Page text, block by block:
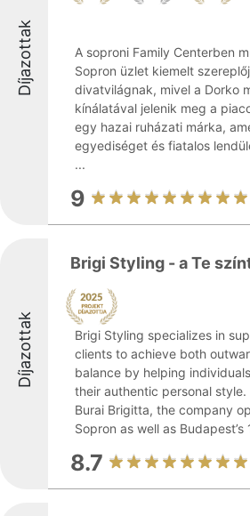
Díjazottak
A soproni Family Centerben
Sopron üzlet kiemelt
divatvilágnak, mivel a Dorko
kínálatával jelenik meg a
egy hazai ruházati márka,
egyediséget és fiatalos
...
9
Díjazottak
Brigi Styling - a Te
Brigi Styling specializes in
clients to achieve both
balance by helping
their authentic personal style.
Burai Brigitta, the company
Sopron as well as Budapest’s
8.7